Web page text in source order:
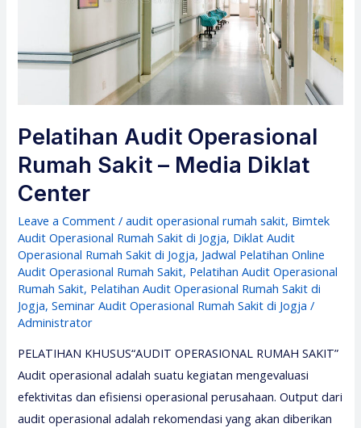
Pelatihan Audit Operasional
Rumah Sakit – Media Diklat
Center
Leave a Comment /audit operasional rumah sakit, Bimtek
Audit Operasional Rumah Sakit di Jogja, Diklat Audit
Operasional Rumah Sakit di Jogja, Jadwal Pelatihan Online
Audit Operasional Rumah Sakit, Pelatihan Audit Operasional
Rumah Sakit, Pelatihan Audit Operasional Rumah Sakit di
Jogja,Seminar Audit Operasional Rumah Sakit di Jogja /
Administrator
PELATIHAN KHUSUS“AUDIT OPERASIONAL RUMAH SAKIT”
Audit operasional adalah suatu kegiatan mengevaluasi
efektivitas dan efisiensi operasional perusahaan. Output dari
audit operasional adalah rekomendasi yang akan diberikan